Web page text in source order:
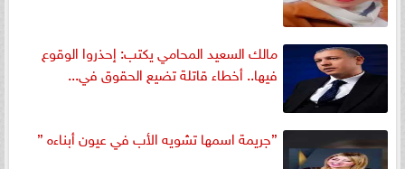
مالك السعيد المحامي يكتب: إحذروا الوقوع
فيها.. أخطاء قاتلة تضيع الحقوق في...
”جريمة اسمها تشويه الأب في عيون أبناءه ”